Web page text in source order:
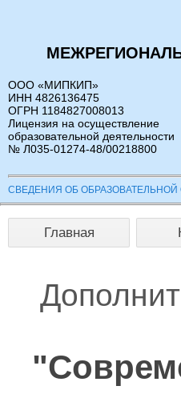
ООО «МИПКИП»
ИНН 4826136475
ОГРН 1184827008013
Лицензия на осуществление
образовательной деятельности
№ Л035-01274-48/00218800
СВЕДЕНИЯ ОБ ОБРАЗОВАТЕЛЬНОЙ
Главная